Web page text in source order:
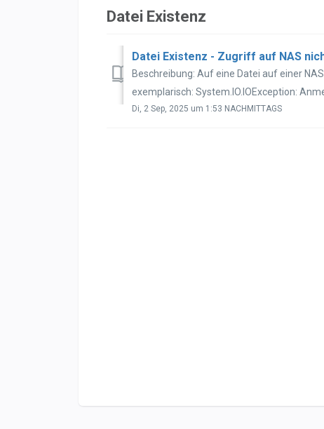
Datei Existenz
Datei Existenz - Zugriff auf NAS
Beschreibung: Auf eine Datei auf einer
exemplarisch: System.IO.IOException:
Di, 2 Sep, 2025 um 1:53 NACHMITTAGS